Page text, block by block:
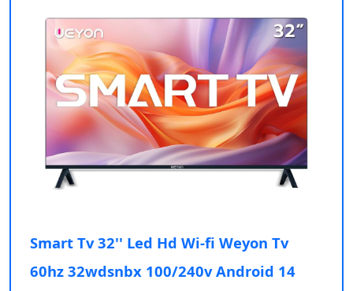
Smart Tv 32'' Led Hd Wi-fi Weyon Tv
60hz 32wdsnbx 100/240v Android 14